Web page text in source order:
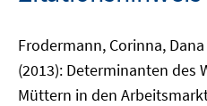
Frodermann, Corinna,
(2013): Determinanten des
Müttern in den